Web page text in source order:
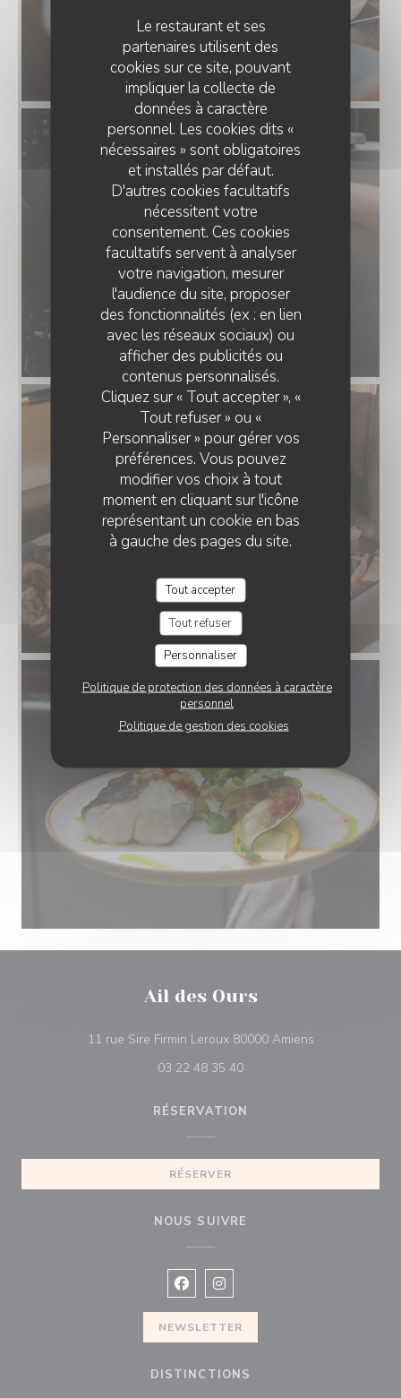
Le restaurant et ses
partenaires utilisent des
cookies sur ce site, pouvant
impliquer la collecte de
données à caractère
personnel. Les cookies dits «
nécessaires » sont obligatoires
et installés par défaut.
D'autres cookies facultatifs
nécessitent votre
consentement. Ces cookies
facultatifs servent à analyser
votre navigation, mesurer
l'audience du site, proposer
des fonctionnalités (ex : en lien
avec les réseaux sociaux) ou
afficher des publicités ou
contenus personnalisés.
Cliquez sur « Tout accepter », «
Tout refuser » ou «
Personnaliser » pour gérer vos
préférences. Vous pouvez
modifier vos choix à tout
moment en cliquant sur l'icône
représentant un cookie en bas
à gauche des pages du site.
Tout accepter
Tout refuser
Personnaliser
Politique de protection des données à caractère
personnel
Politique de gestion des cookies
Ail des Ours
11 rue Sire Firmin Leroux 80000 Amiens((ouvre une
03 22 48 35 40
RÉSERVATION
RÉSERVER
NOUS SUIVRE
Facebook ((ouvre une nouvelle
Instagram ((ouvre une
NEWSLETTER
DISTINCTIONS